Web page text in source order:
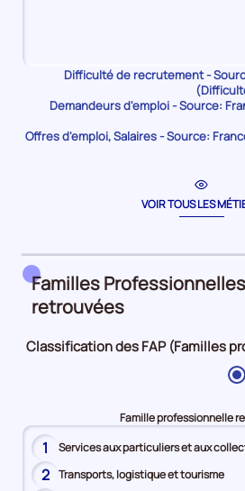
Difficulté de recrutement -
Demandeurs d'emploi - Source:
Offres d'emploi, Salaires - Source:
VOIR TOUS LES
Familles
retrouvées
Classification des FAP (Familles
Famille professionnelle
1 Services aux particuliers et aux
2 Transports, logistique et tourisme